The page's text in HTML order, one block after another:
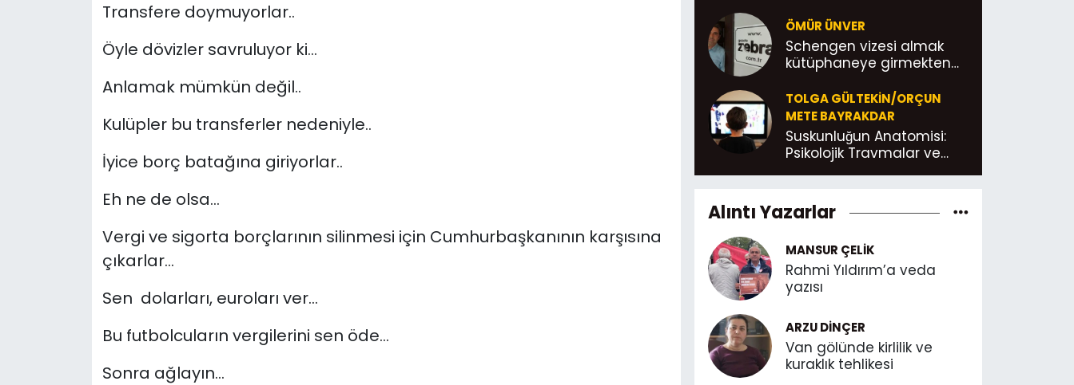
Transfere doymuyorlar..
Öyle dövizler savruluyor ki…
Anlamak mümkün değil..
Kulüpler bu transferler nedeniyle..
İyice borç batağına giriyorlar..
Eh ne de olsa…
Vergi ve sigorta borçlarının silinmesi için Cumhurbaşkanının karşısına
çıkarlar…
Sen dolarları, euroları ver…
Bu futbolcuların vergilerini sen öde…
Sonra ağlayın…
ÖMÜR ÜNVER
Schengen vizesi almak
kütüphaneye girmekten
böyle Abicimm!
TOLGA GÜLTEKIN/ORÇUN
METE BAYRAKDAR
Suskunluğun Anatomisi:
Psikolojik Travmalar ve
Alıntı Yazarlar
MANSUR ÇELIK
Rahmi Yıldırım’a veda
yazısı
ARZU DINÇER
Van gölünde kirlilik ve
kuraklık tehlikesi